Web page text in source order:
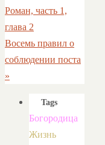
Роман, часть 1,
глава 2
Восемь правил о
соблюдении поста
»
Tags
Богородица
Жизнь